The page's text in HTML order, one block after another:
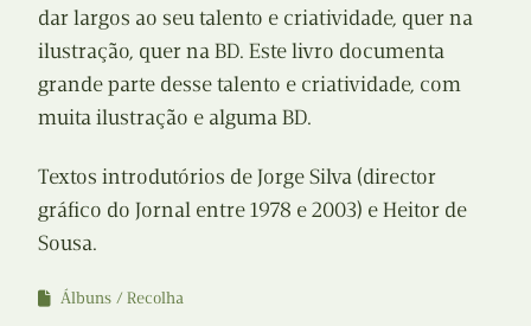
dar largos ao seu talento e criatividade, quer na
ilustração, quer na BD. Este livro documenta
grande parte desse talento e criatividade, com
muita ilustração e alguma BD.
Textos introdutórios de Jorge Silva (director
gráfico do Jornal entre 1978 e 2003) e Heitor de
Sousa.
Álbuns
Recolha